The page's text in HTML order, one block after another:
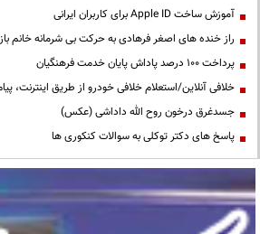
آموزش ساخت Apple ID برای کاربران ایرانی
راز خنده های اصغر فرهادی به حرکت بی شرمانه خانم
پرداخت ۱۰۰ درصد پاداش پایان خدمت فرهنگیان
خلافی آنلاین/استعلام خلافی خودرو از طریق اینترنت،
جسدغرق درخون روح الله داداشی (عکس)
پاسخ های دکتر توکلی به سوالات کنکوری ها